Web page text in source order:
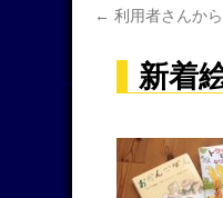
← 利用者さんか
新着